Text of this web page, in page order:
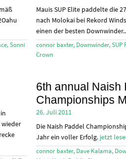
, Sonni
Mauis SUP Elite paddelte die
nach Molokai bei Rekord
einen der besten
connor baxter, Downwinder, SUP
Crown
6th annual Naish
Championships
26. Juli 2011
Die Naish Paddel
Jahr ein voller Erfolg. jetzt
connor baxter, Dave Kalama,